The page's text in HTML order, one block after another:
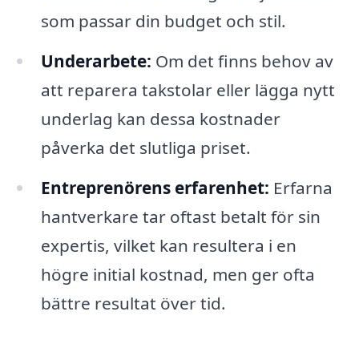
som passar din budget och stil.
Underarbete: Om det finns behov av
att reparera takstolar eller lägga nytt
underlag kan dessa kostnader
påverka det slutliga priset.
Entreprenörens erfarenhet: Erfarna
hantverkare tar oftast betalt för sin
expertis, vilket kan resultera i en
högre initial kostnad, men ger ofta
bättre resultat över tid.